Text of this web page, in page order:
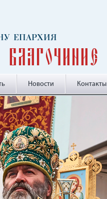
ЕПАРХИЯ
Новости
-->
Контакты